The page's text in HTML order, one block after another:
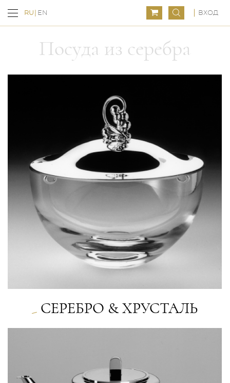
RU EN ВХОД
Посуда из серебра
СЕРЕБРО & ХРУСТАЛЬ